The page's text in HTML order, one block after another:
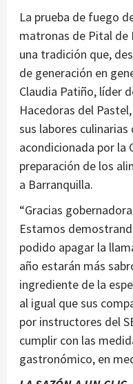
La prueba de fuego
matronas de Pital de
una tradición que,
de generación en
Claudia Patiño, líder
Hacedoras del
sus labores culinarias
acondicionada por la
preparación de los
a Barranquilla.
“Gracias
Estamos
podido apagar la
año estarán más
ingrediente de la
al igual que sus
por instructores del
cumplir con las
gastronómico, en